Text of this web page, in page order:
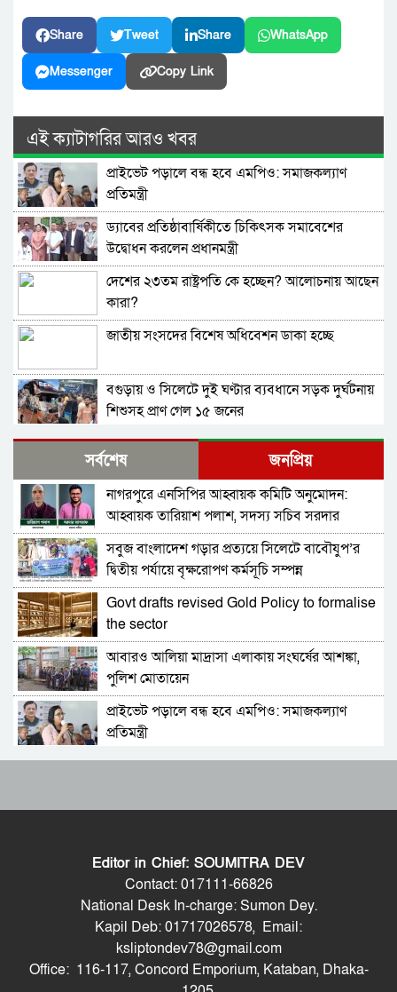
Share Tweet Share WhatsApp
Messenger Copy Link
এই ক্যাটাগরির আরও খবর
প্রাইভেট পড়ালে বন্ধ হবে এমপিও: সমাজকল্যাণ
প্রতিমন্ত্রী
ড্যাবের প্রতিষ্ঠাবার্ষিকীতে চিকিৎসক সমাবেশের
উদ্বোধন করলেন প্রধানমন্ত্রী
দেশের ২৩তম রাষ্ট্রপতি কে হচ্ছেন? আলোচনায় আছেন
কারা?
জাতীয় সংসদের বিশেষ অধিবেশন ডাকা হচ্ছে
বগুড়ায় ও সিলেটে দুই ঘণ্টার ব্যবধানে সড়ক দুর্ঘটনায়
শিশুসহ প্রাণ গেল ১৫ জনের
বিমানবন্দরে ভিআইপি-সিআইপিসহ সবাইকে তল্লাশির
নির্দেশ
বিটিভির মহাপরিচালক হলেন কাজী জেসিন
র‍্যাব বিলুপ্ত করে আনা হচ্ছে নতুন বাহিনী
ভারত সফরের সিদ্ধান্ত প্রধানমন্ত্রী নেবেন: পররাষ্ট্র
প্রতিমন্ত্রী
সচিব পদে পদোন্নতি পেলেন জেসমিন নাহার
পুলিশের ৭ কর্মকর্তাকে বদলি
শেখ হাসিনাকে কথা বলতে দেওয়া দুই দেশের
সম্পর্কের জন্য ক্ষতিকর: পররাষ্ট্র মন্ত্রণালয়
ভিডিও ডকুমেন্টারি প্রদর্শনের পর ‘ভুয়া’ স্লোগান, জুলাই
যোদ্ধা ও শহিদ পরিবারের সংবর্ধনা অনুষ্ঠানে হট্টগোল
সর্বশেষ জনপ্রিয়
নাগরপুরে এনসিপির আহ্বায়ক কমিটি অনুমোদন:
আহ্বায়ক তারিয়াশ পলাশ, সদস্য সচিব সরদার
আশরাফ
সবুজ বাংলাদেশ গড়ার প্রত্যয়ে সিলেটে বাবৌযুপ’র
দ্বিতীয় পর্যায়ে বৃক্ষরোপণ কর্মসূচি সম্পন্ন
Govt drafts revised Gold Policy to formalise
the sector
আবারও আলিয়া মাদ্রাসা এলাকায় সংঘর্ষের আশঙ্কা,
পুলিশ মোতায়েন
প্রাইভেট পড়ালে বন্ধ হবে এমপিও: সমাজকল্যাণ
প্রতিমন্ত্রী
৫৪ রানে অলআউট হয়ে ইনিংস ব্যবধানে হারল
ভারতের হিমাচলে বাস উল্টে নিহত ৮, আহত ১০
ট্রাম্পের ‘অবৈধ ইরান যুদ্ধ’ বন্ধে মার্কিন সিনেটরদের
প্রস্তাব
ভারত-চীনসহ ৫টি দেশের ওপর ১০০ শতাংশ শুল্ক
Editor in Chief: SOUMITRA DEV
Contact: 017111-66826
National Desk In-charge: Sumon Dey.
Kapil Deb: 01717026578, Email:
ksliptondev78@gmail.com
Office: 116-117, Concord Emporium, Kataban, Dhaka-